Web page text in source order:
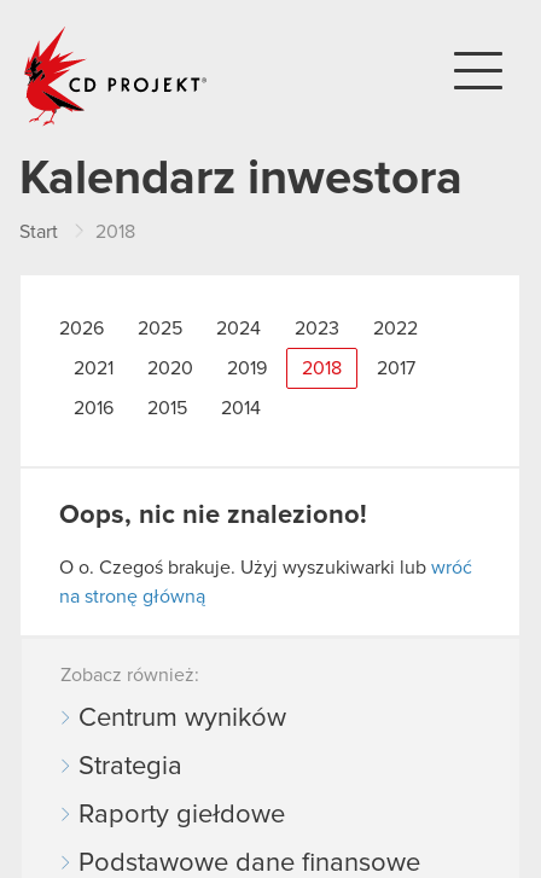
Kalendarz inwestora
Start 2018
2026 2025 2024 2023 2022
2021 2020 2019 2018 2017
2016 2015 2014
Oops, nic nie znaleziono!
O o. Czegoś brakuje. Użyj wyszukiwarki lub wróć
na stronę główną
Zobacz również:
Centrum wyników
Strategia
Raporty giełdowe
Podstawowe dane finansowe